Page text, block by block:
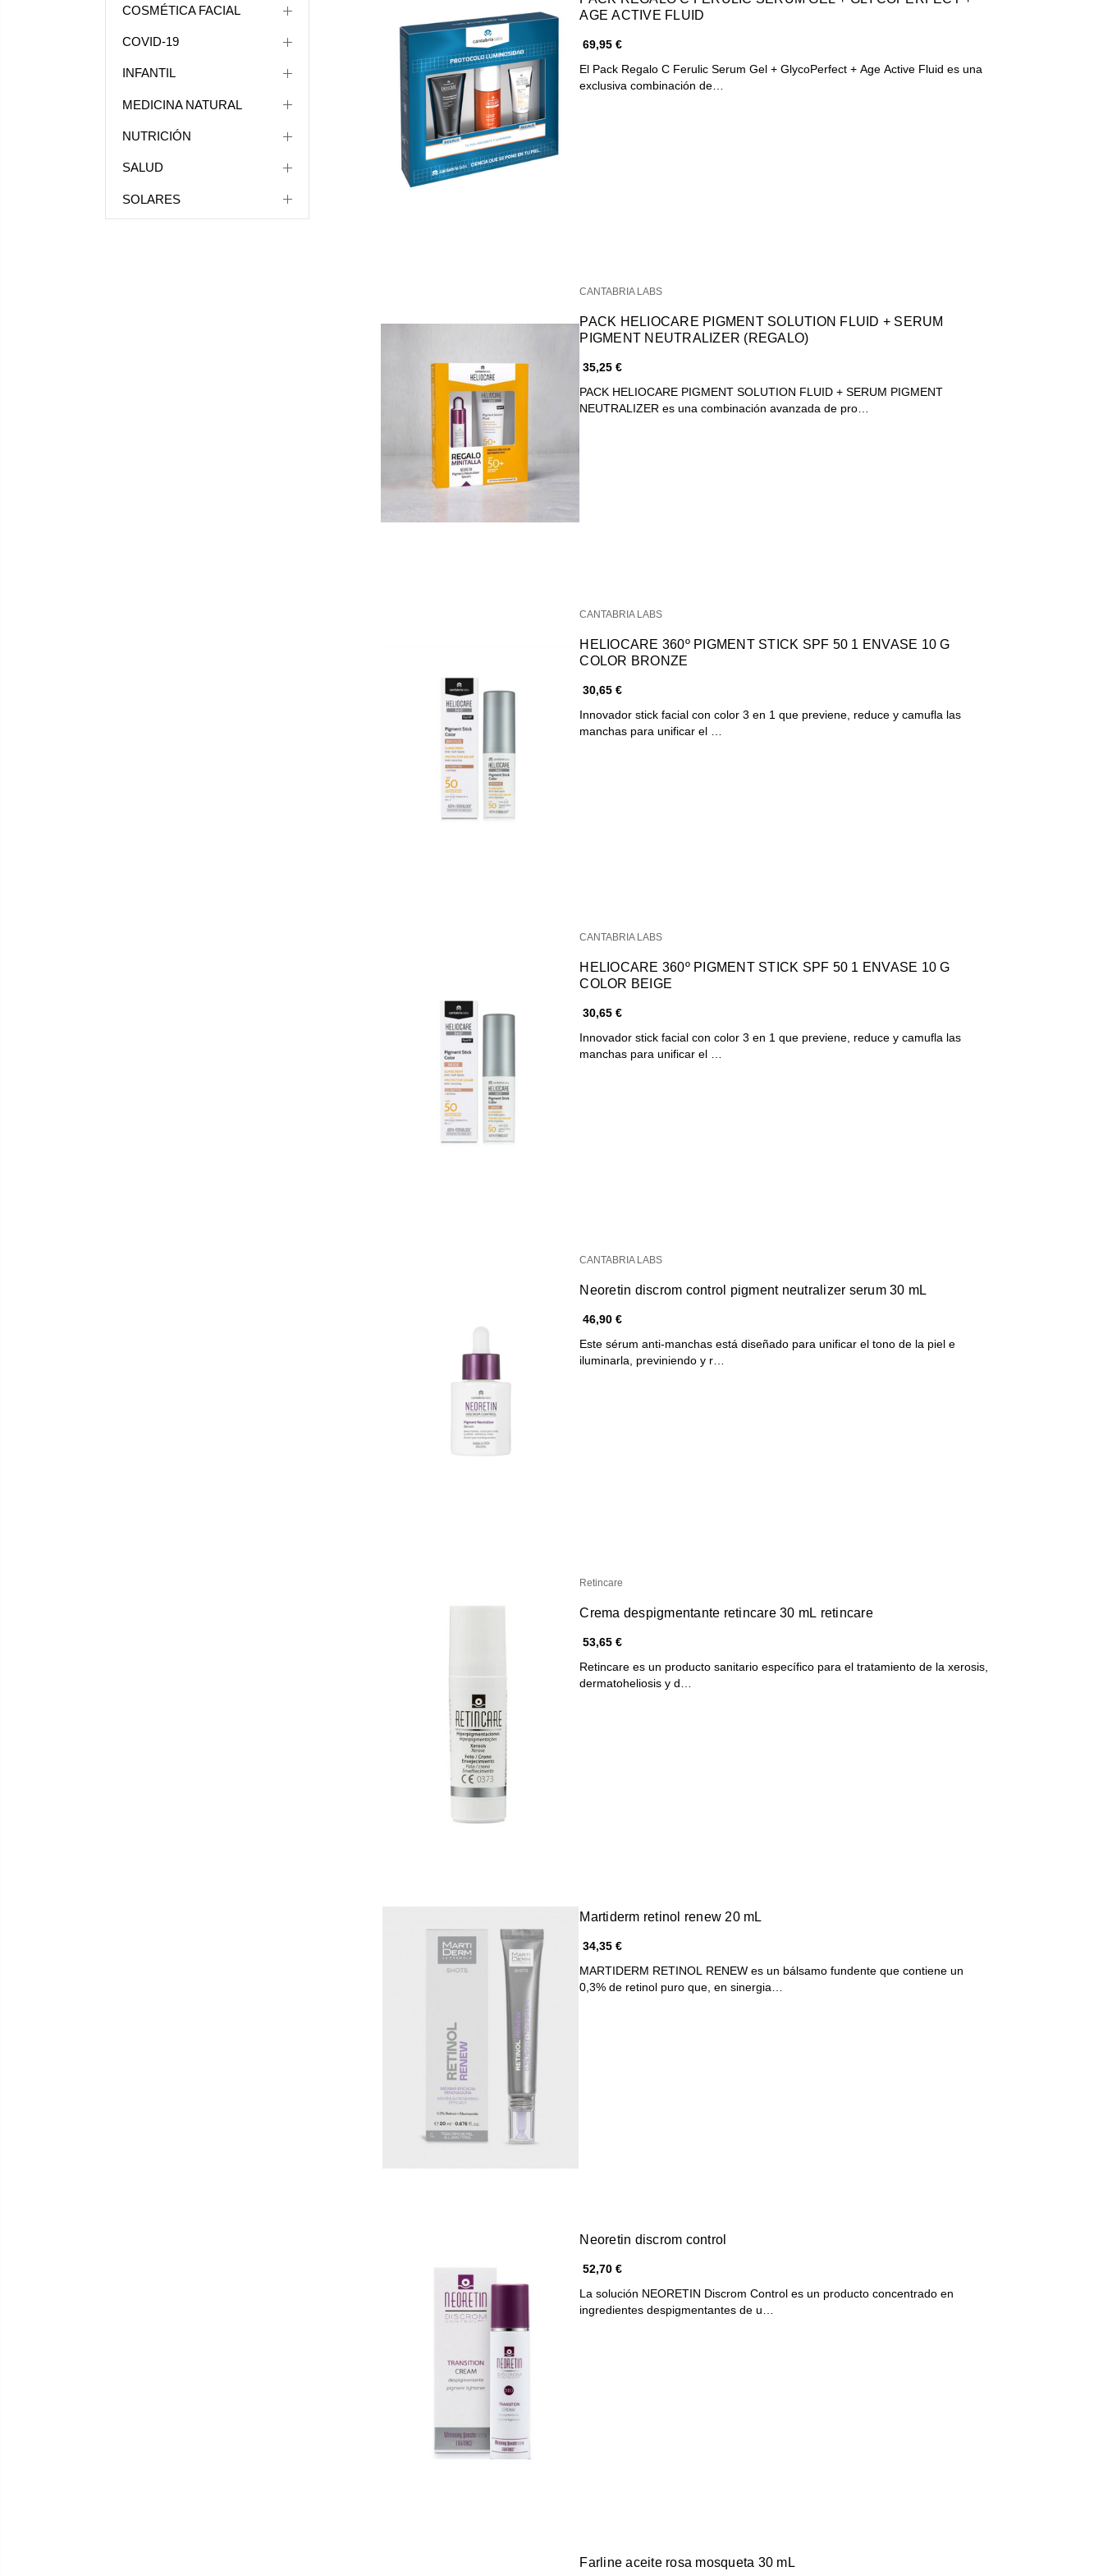
COSMÉTICA FACIAL
COVID-19
INFANTIL
MEDICINA NATURAL
NUTRICIÓN
SALUD
SOLARES
AGE ACTIVE FLUID
69,95 €
El Pack Regalo C Ferulic Serum Gel + GlycoPerfect + Age Active Fluid es una
exclusiva combinación de…
CANTABRIA LABS
PACK HELIOCARE PIGMENT SOLUTION FLUID + SERUM
PIGMENT NEUTRALIZER (REGALO)
35,25 €
PACK HELIOCARE PIGMENT SOLUTION FLUID + SERUM PIGMENT
NEUTRALIZER es una combinación avanzada de pro…
CANTABRIA LABS
HELIOCARE 360º PIGMENT STICK SPF 50 1 ENVASE 10 G
COLOR BRONZE
30,65 €
Innovador stick facial con color 3 en 1 que previene, reduce y camufla las
manchas para unificar el …
CANTABRIA LABS
HELIOCARE 360º PIGMENT STICK SPF 50 1 ENVASE 10 G
COLOR BEIGE
30,65 €
Innovador stick facial con color 3 en 1 que previene, reduce y camufla las
manchas para unificar el …
CANTABRIA LABS
Neoretin discrom control pigment neutralizer serum 30 mL
46,90 €
Este sérum anti-manchas está diseñado para unificar el tono de la piel e
iluminarla, previniendo y r…
Retincare
Crema despigmentante retincare 30 mL retincare
53,65 €
Retincare es un producto sanitario específico para el tratamiento de la xerosis,
dermatoheliosis y d…
Martiderm retinol renew 20 mL
34,35 €
MARTIDERM RETINOL RENEW es un bálsamo fundente que contiene un
0,3% de retinol puro que, en sinergia…
Neoretin discrom control
52,70 €
La solución NEORETIN Discrom Control es un producto concentrado en
ingredientes despigmentantes de u…
Farline aceite rosa mosqueta 30 mL